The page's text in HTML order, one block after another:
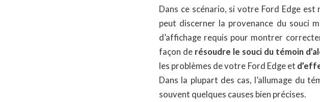
Dans ce scénario, si votre Ford Edge est
peut discerner la provenance du souci
d’affichage requis pour montrer
façon derésoudre le souci du témoin
les problèmes de votre Ford Edge et
Dans la plupart des cas, l’allumage du
souvent quelques causes bien précises.